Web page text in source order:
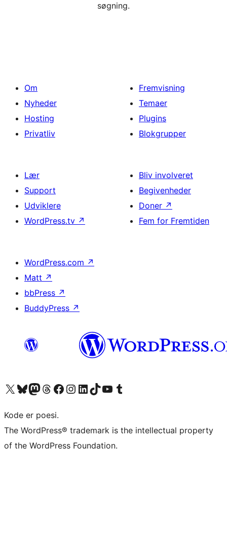
søgning.
Om
Nyheder
Hosting
Privatliv
Fremvisning
Temaer
Plugins
Blokgrupper
Lær
Support
Udviklere
WordPress.tv ↗
Bliv involveret
Begivenheder
Doner ↗
Fem for Fremtiden
WordPress.com ↗
Matt ↗
bbPress ↗
BuddyPress ↗
Besøg vores X (tidligere Twitter) konto
Besøg vores Bluesky-konto
Besøg vores Mastodon konto
Besøg vores Threads-konto
Besøg vores Facebook sideBesøg vores Instagram konto
Besøg vores LinkedIn konto
Besøg vores TikTok-konto
Besøg vores YouTube-kanalBesøg vores Tumblr-konto
Kode er poesi.
The WordPress® trademark is the intellectual property
of the WordPress Foundation.